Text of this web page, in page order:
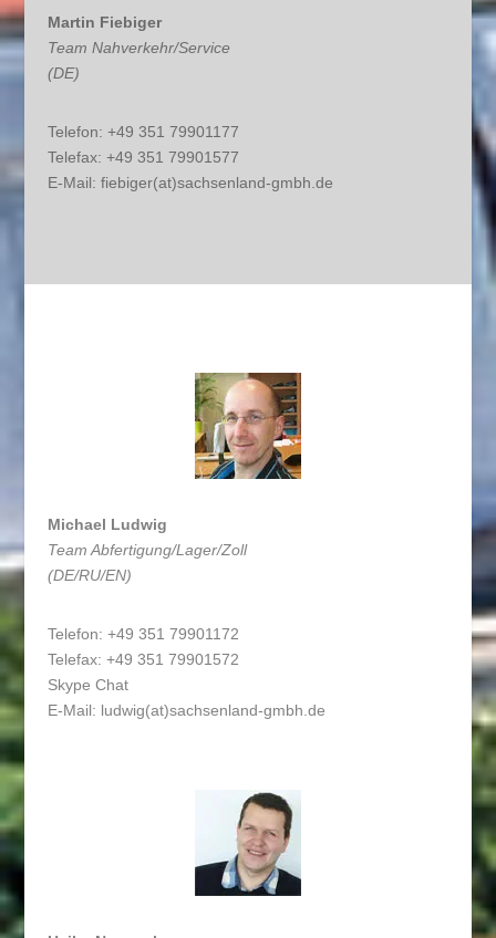
Martin Fiebiger
Team Nahverkehr/Service
(DE)
Telefon: +49 351 79901177
Telefax: +49 351 79901577
E-Mail: fiebiger(at)sachsenland-gmbh.de
Michael Ludwig
Team Abfertigung/Lager/Zoll
(DE/RU/EN)
Telefon: +49 351 79901172
Telefax: +49 351 79901572
Skype Chat
E-Mail: ludwig(at)sachsenland-gmbh.de